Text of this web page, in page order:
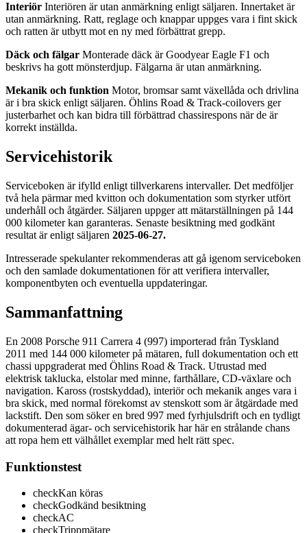
Interiör Interiören är utan anmärkning enligt säljaren. Innertaket är
utan anmärkning. Ratt, reglage och knappar uppges vara i fint skick
och ratten är utbytt mot en ny med förbättrat grepp.
Däck och fälgar Monterade däck är Goodyear Eagle F1 och
beskrivs ha gott mönsterdjup. Fälgarna är utan anmärkning.
Mekanik och funktion Motor, bromsar samt växellåda och drivlina
är i bra skick enligt säljaren. Öhlins Road & Track-coilovers ger
justerbarhet och kan bidra till förbättrad chassirespons när de är
korrekt inställda.
Servicehistorik
Serviceboken är ifylld enligt tillverkarens intervaller. Det medföljer
två hela pärmar med kvitton och dokumentation som styrker utfört
underhåll och åtgärder. Säljaren uppger att mätarställningen på 144
000 kilometer kan garanteras. Senaste besiktning med godkänt
resultat är enligt säljaren 2025-06-27.
Intresserade spekulanter rekommenderas att gå igenom serviceboken
och den samlade dokumentationen för att verifiera intervaller,
komponentbyten och eventuella uppdateringar.
Sammanfattning
En 2008 Porsche 911 Carrera 4 (997) importerad från Tyskland
2011 med 144 000 kilometer på mätaren, full dokumentation och ett
chassi uppgraderat med Öhlins Road & Track. Utrustad med
elektrisk taklucka, elstolar med minne, farthållare, CD-växlare och
navigation. Kaross (rostskyddad), interiör och mekanik anges vara i
bra skick, med normal förekomst av stenskott som är åtgärdade med
lackstift. Den som söker en bred 997 med fyrhjulsdrift och en tydligt
dokumenterad ägar- och servicehistorik har här en strålande chans
att ropa hem ett välhållet exemplar med helt rätt spec.
Funktionstest
checkKan köras
checkGodkänd besiktning
checkAC
checkTrippmätare